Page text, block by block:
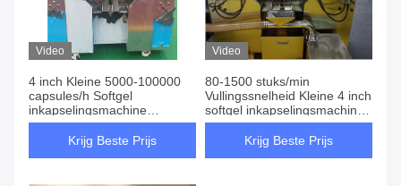
Video
4 inch Kleine 5000-100000
capsules/h Softgel
inkapselingsmachine
1400*800*1500mm Werktijd
7 dagen en 24 uur
Krijg Beste Prijs
Video
80-1500 stuks/min
Vullingssnelheid Kleine 4 inch
softgel inkapselingsmachine
voor O & O productiesnelheid
Krijg Beste Prijs